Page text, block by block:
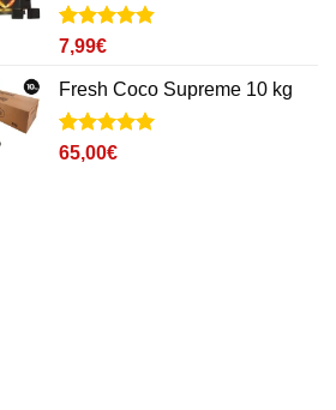
Noté4.8
sur 5 basé
sur
18
notations
client
7,99€
Fresh Coco Supreme 10 kg
Noté5sur
5 basé sur
2
65,00€